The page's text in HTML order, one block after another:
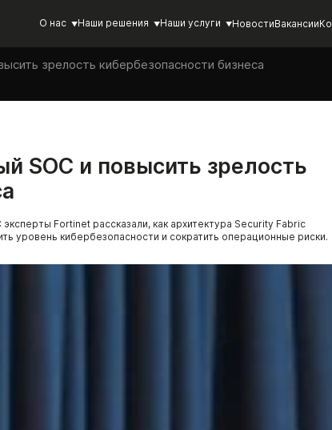
О нас Наши решения Наши услуги НовостиВакансии
зрелость кибербезопасности бизнеса
SOC и повысить зрелость
Fortinet рассказали, как архитектура Security Fabric
уровень кибербезопасности и сократить операционные риски.